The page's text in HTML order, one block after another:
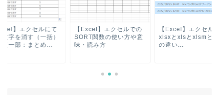
】エクセルでの
関数の使い方や意
読み方
【Excel】エクセルの
xlsxとxlsとxlsmとxlsb
の違い...
【Excel】エクセル
同じ文字を消す（一
方法【一部：まとめ